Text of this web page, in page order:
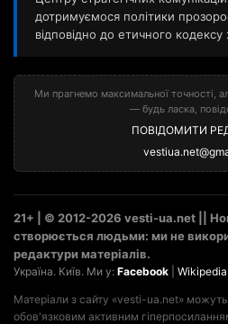
дотримуємося політики
відповідно до етичного кодексу
Ми прагнемо максимальної точності,
— будь ласка,
ПОВІДОМИТИ
21+ | © 2012-2026 vesti-ua.net ||
створюється людьми: ми не
редактури матеріалів.
Україна. Київ. Ми у: Facebook Wikipedia
Матеріали з сайту «vesti-ua.net»
обов'язковим активним